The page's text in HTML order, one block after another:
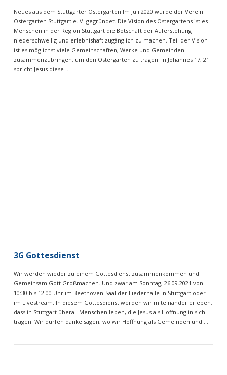
Neues aus dem Stuttgarter Ostergarten Im Juli 2020 wurde der Verein
Ostergarten Stuttgart e. V. gegründet. Die Vision des Ostergartens ist es
Menschen in der Region Stuttgart die Botschaft der Auferstehung
niederschwellig und erlebnishaft zugänglich zu machen. Teil der Vision
ist es möglichst viele Gemeinschaften, Werke und Gemeinden
zusammenzubringen, um den Ostergarten zu tragen. In Johannes 17, 21
spricht Jesus diese …
3G Gottesdienst
Wir werden wieder zu einem Gottesdienst zusammenkommen und
Gemeinsam Gott Großmachen. Und zwar am Sonntag, 26.09.2021 von
10:30 bis 12:00 Uhr im Beethoven-Saal der Liederhalle in Stuttgart oder
im Livestream. In diesem Gottesdienst werden wir miteinander erleben,
dass in Stuttgart überall Menschen leben, die Jesus als Hoffnung in sich
tragen. Wir dürfen danke sagen, wo wir Hoffnung als Gemeinden und …